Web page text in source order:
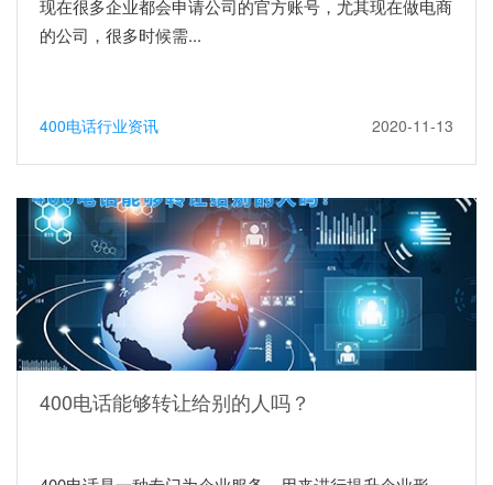
现在很多企业都会申请公司的官方账号，尤其现在做电商
的公司，很多时候需...
400电话行业资讯 2020-11-13
400电话能够转让给别的人吗？